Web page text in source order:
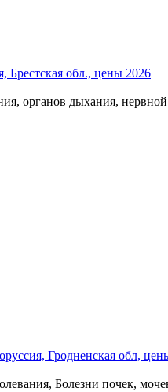
Брестская обл., цены 2026
органов дыхания,
Гродненская обл,
Болезни почек,